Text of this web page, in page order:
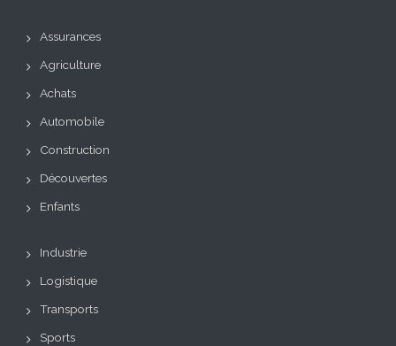
Assurances
Agriculture
Achats
Automobile
Construction
Découvertes
Enfants
Industrie
Logistique
Transports
Sports